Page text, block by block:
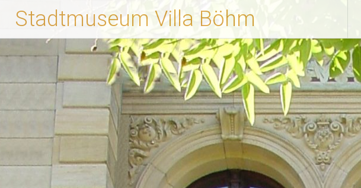
InhaltStadtmuseum Villa Böhm